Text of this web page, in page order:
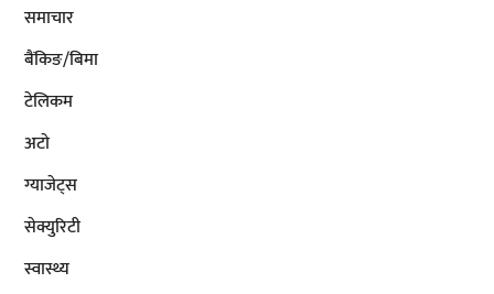
समाचार
बैंकिङ/बिमा
टेलिकम
अटाे
ग्याजेट्स
सेक्युरिटी
स्वास्थ्य